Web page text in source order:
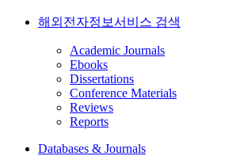
해외전자정보서비스 검색
Academic Journals
Ebooks
Dissertations
Conference Materials
Reviews
Reports
Databases & Journals